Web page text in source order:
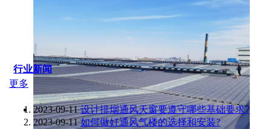
行业新闻
更多
2023-09-11 设计排烟通风天窗要遵守哪些基础要求?
2023-09-11 如何做好通风气楼的选择和安装?